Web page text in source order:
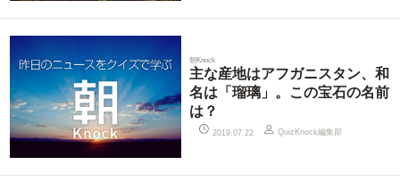
朝Knock
主な産地はアフガニスタン、和
名は「瑠璃」。この宝石の名前
は？
2019.07.22 QuizKnock編集部